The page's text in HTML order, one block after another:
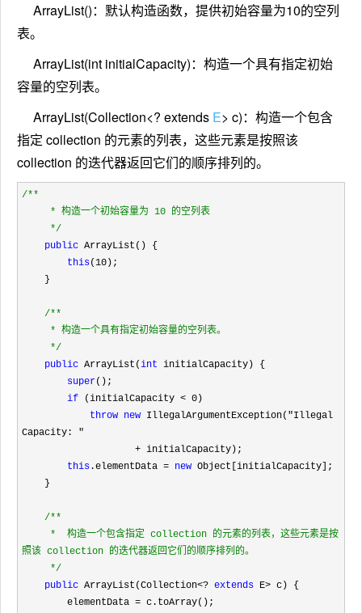
ArrayList()：默认构造函数，提供初始容量为10的空列
表。
ArrayList(int initialCapacity)：构造一个具有指定初始
容量的空列表。
ArrayList(Collection<? extends E> c)：构造一个包含
指定 collection 的元素的列表，这些元素是按照该
collection 的迭代器返回它们的顺序排列的。
/**
*/
public ArrayList() {
this(10 );
/**
*/
public ArrayList(int initialCapacity) {
super();
if (initialCapacity < 0 )
throw new IllegalArgumentException("Illegal
Capacity: "
                    +
initialCapacity);
this .elementData = new Object[initialCapacity];
/**
照该 collection 的迭代器返回它们的顺序排列的。
*/
public ArrayList(Collection<? extends E> c) {
        elementData
= c.toArray();